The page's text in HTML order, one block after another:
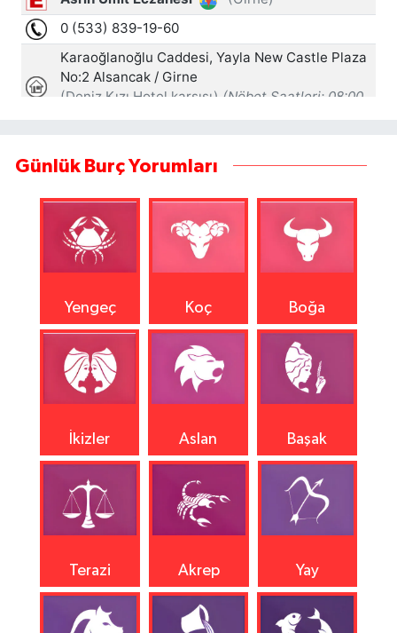
Günlük Burç Yorumları
Yengeç Koç Boğa
İkizler Aslan Başak
Terazi Akrep Yay